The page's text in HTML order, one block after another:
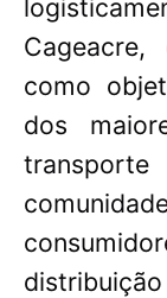
como
dos